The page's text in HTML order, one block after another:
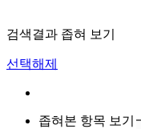
검색결과 좁혀 보기
선택해제
좁혀본 항목 보기